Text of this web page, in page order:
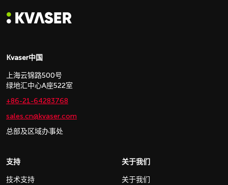
Kvaser中国
上海云锦路500号
绿地汇中心A座522室
+86-21-64283768
sales.cn@kvaser.com
总部及区域办事处
支持
技术支持
关于我们
关于我们